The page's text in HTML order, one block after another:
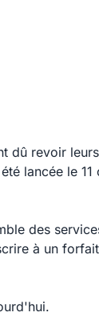
dû revoir
lancée le 11
des
à un